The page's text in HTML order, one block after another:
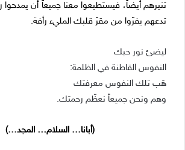
تنيرهم أيضاً، فيستطيعوا معنا جميعاً أن يمدحوا
تدعهم يفرّوا من مقرّ قلبك المليء رأفة.
ليضئ نور حبك
النفوس القاطنة في الظلمة:
هَب تلك النفوس معرفتك
وهم ونحن جميعاً نعظّم رحمتك.
(أبانا… السلام… المجد…)